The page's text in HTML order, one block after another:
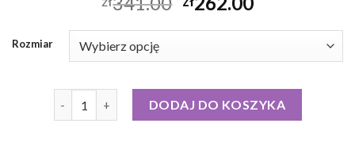
Rozmiar
DODAJ DO KOSZYKA